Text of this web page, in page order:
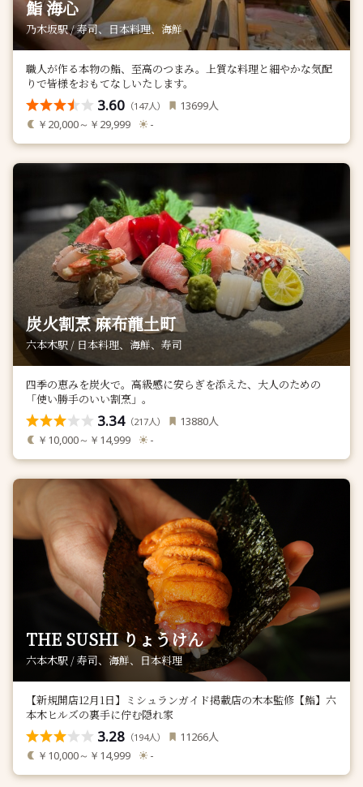
鮨 海心
乃木坂駅 / 寿司、日本料理、海鮮
職人が作る本物の鮨、至高のつまみ。上質な料理と細やかな気配
りで皆様をおもてなしいたします。
3.60 （147人） 13699人
￥20,000～￥29,999 -
炭火割烹 麻布龍土町
六本木駅 / 日本料理、海鮮、寿司
四季の恵みを炭火で。高級感に安らぎを添えた、大人のための
「使い勝手のいい割烹」。
3.34（217人） 13880人
￥10,000～￥14,999 -
THE SUSHI りょうけん
六本木駅 / 寿司、海鮮、日本料理
【新規開店12月1日】ミシュランガイド掲載店の木本監修【鮨】六
本木ヒルズの裏手に佇む隠れ家
3.28 （194人） 11266人
￥10,000～￥14,999 -